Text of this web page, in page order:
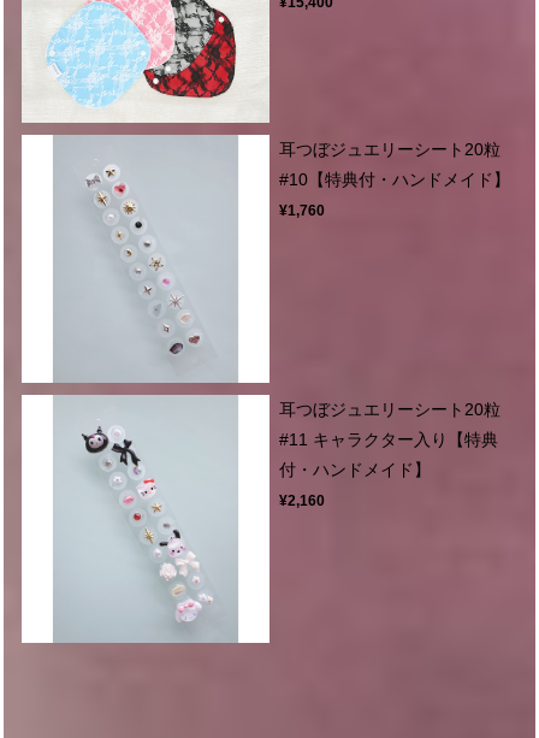
耳つぼジュエリーシート20粒
#10【特典付・ハンドメイド】
¥1,760
耳つぼジュエリーシート20粒
#11 キャラクター入り【特典
付・ハンドメイド】
¥2,160